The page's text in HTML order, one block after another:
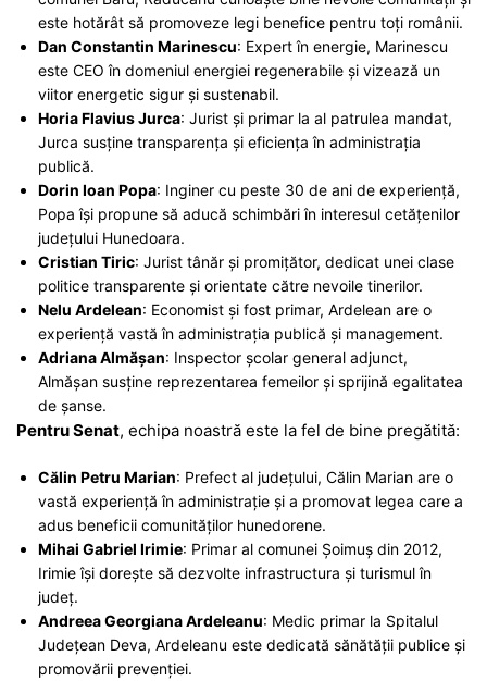
este hotărât să promoveze legi benefice pentru toți românii.
Dan Constantin Marinescu: Expert în energie, Marinescu
este CEO în domeniul energiei regenerabile și vizează un
viitor energetic sigur și sustenabil.
Horia Flavius Jurca: Jurist și primar la al patrulea mandat,
Jurca susține transparența și eficiența în administrația
publică.
Dorin Ioan Popa: Inginer cu peste 30 de ani de experiență,
Popa își propune să aducă schimbări în interesul cetățenilor
județului Hunedoara.
Cristian Tiric: Jurist tânăr și promițător, dedicat unei clase
politice transparente și orientate către nevoile tinerilor.
Nelu Ardelean: Economist și fost primar, Ardelean are o
experiență vastă în administrația publică și management.
Adriana Almășan: Inspector școlar general adjunct,
Almășan susține reprezentarea femeilor și sprijină egalitatea
de șanse.
Pentru Senat, echipa noastră este la fel de bine pregătită:
Călin Petru Marian: Prefect al județului, Călin Marian are o
vastă experiență în administrație și a promovat legea care a
adus beneficii comunităților hunedorene.
Mihai Gabriel Irimie: Primar al comunei Șoimuș din 2012,
Irimie își dorește să dezvolte infrastructura și turismul în
județ.
Andreea Georgiana Ardeleanu: Medic primar la Spitalul
Județean Deva, Ardeleanu este dedicată sănătății publice și
promovării prevenției.